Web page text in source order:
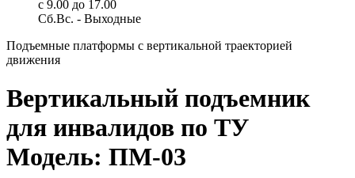
с 9.00 до 17.00
Сб.Вс. - Выходные
Подъемные платформы с вертикальной траекторией
движения
Вертикальный подъемник
для инвалидов по ТУ
Модель: ПМ-03